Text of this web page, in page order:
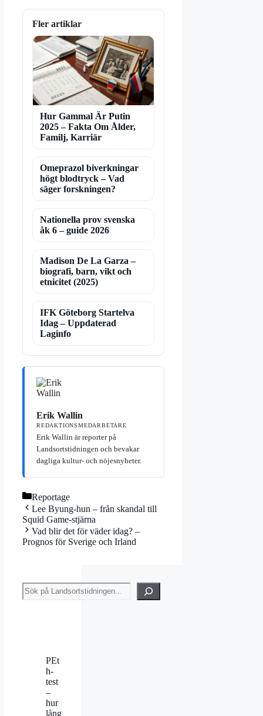
Fler artiklar
Hur Gammal Är Putin
2025 – Fakta Om Ålder,
Familj, Karriär
Omeprazol biverkningar
högt blodtryck – Vad
säger forskningen?
Nationella prov svenska
åk 6 – guide 2026
Madison De La Garza –
biografi, barn, vikt och
etnicitet (2025)
IFK Göteborg Startelva
Idag – Uppdaterad
Laginfo
Erik Wallin
REDAKTIONSMEDARBETARE
Erik Wallin är reporter på
Landsortstidningen och bevakar
dagliga kultur- och nöjesnyheter.
Kategorier
Reportage
Lee Byung-hun – från skandal till
Squid Game-stjärna
Vad blir det för väder idag? –
Prognos för Sverige och Irland
Sök
PEt
h-
test
–
hur
lång